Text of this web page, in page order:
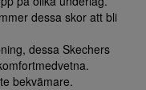
dessa skor att bli
dessa Skechers
bekvämare.